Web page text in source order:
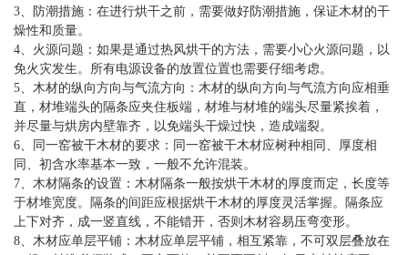
3、防潮措施：在进行烘干之前，需要做好防潮措施，保证木材的干
燥性和质量。
4、火源问题：如果是通过热风烘干的方法，需要小心火源问题，以
免火灾发生。所有电源设备的放置位置也需要仔细考虑。
5、木材的纵向方向与气流方向：木材的纵向方向与气流方向应相垂
直，材堆端头的隔条应夹住板端，材堆与材堆的端头尽量紧挨着，
并尽量与烘房内壁靠齐，以免端头干燥过快，造成端裂。
6、同一窑被干木材的要求：同一窑被干木材应树种相同、厚度相
同、初含水率基本一致，一般不允许混装。
7、木材隔条的设置：木材隔条一般按烘干木材的厚度而定，长度等
于材堆宽度。隔条的间距应根据烘干木材的厚度灵活掌握。隔条应
上下对齐，成一竖直线，不能错开，否则木材容易压弯变形。
8、木材应单层平铺：木材应单层平铺，相互紧靠，不可双层叠放在